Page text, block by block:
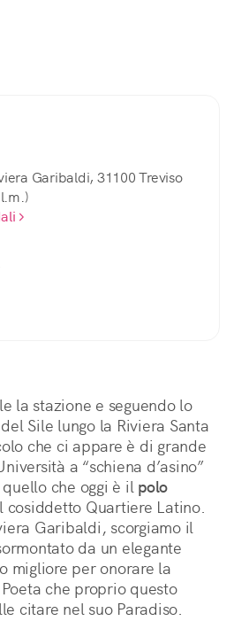
Garibaldi, 31100 Treviso
la stazione e seguendo lo
Sile lungo la Riviera Santa
che ci appare è di grande
a “schiena d’asino”
che oggi è il polo
cosiddetto Quartiere Latino.
Garibaldi, scorgiamo il
da un elegante
migliore per onorare la
che proprio questo
citare nel suo Paradiso.